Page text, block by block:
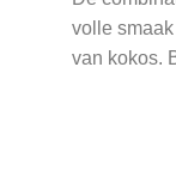
volle
van kokos.